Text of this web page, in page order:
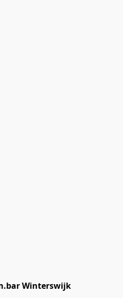
Winterswijk